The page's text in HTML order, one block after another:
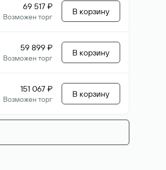
69 517 ₽
Возможен торг
В корзину
59 899 ₽
Возможен торг
В корзину
151 067 ₽
Возможен торг
В корзину